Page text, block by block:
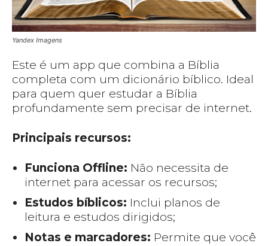
Yandex Imagens
Este é um app que combina a Bíblia
completa com um dicionário bíblico. Ideal
para quem quer estudar a Bíblia
profundamente sem precisar de internet.
Principais recursos:
Funciona Offline: Não necessita de
internet para acessar os recursos;
Estudos bíblicos: Inclui planos de
leitura e estudos dirigidos;
Notas e marcadores: Permite que você